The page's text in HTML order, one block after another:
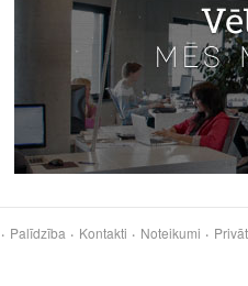
Palīdzība Kontakti Noteikumi